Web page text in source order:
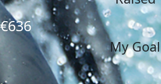
€636
My Goal